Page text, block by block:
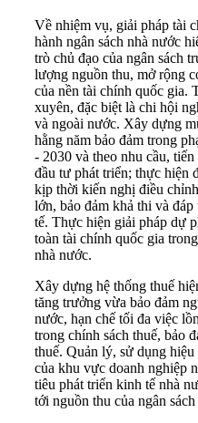
Về nhiệm vụ, giải pháp tài
hành ngân sách nhà nước
trò chủ đạo của ngân sách
lượng nguồn thu, mở rộng
của nền tài chính quốc gia.
xuyên, đặc biệt là chi hội
và ngoài nước. Xây dựng
hằng năm bảo đảm trong
- 2030 và theo nhu cầu,
đầu tư phát triển; thực hiện
kịp thời kiến nghị điều
lớn, bảo đảm khả thi và
tế. Thực hiện giải pháp dự
toàn tài chính quốc gia
nhà nước.
Xây dựng hệ thống thuế
tăng trưởng vừa bảo đảm
nước, hạn chế tối đa việc
trong chính sách thuế, bảo
thuế. Quản lý, sử dụng
của khu vực doanh nghiệp
tiêu phát triển kinh tế nhà
tới nguồn thu của ngân